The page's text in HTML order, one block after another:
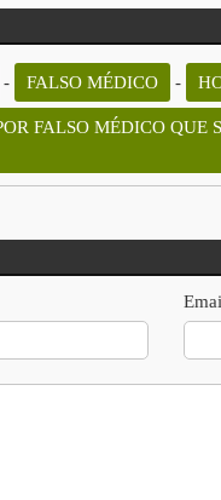
- FALSO MÉDICO -
FALSO MÉDICO QUE